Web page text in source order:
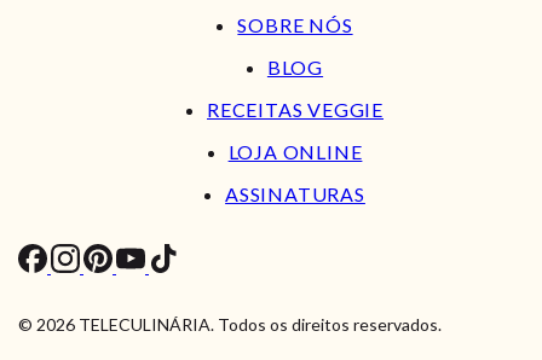
SOBRE NÓS
BLOG
RECEITAS VEGGIE
LOJA ONLINE
ASSINATURAS
© 2026 TELECULINÁRIA. Todos os direitos reservados.